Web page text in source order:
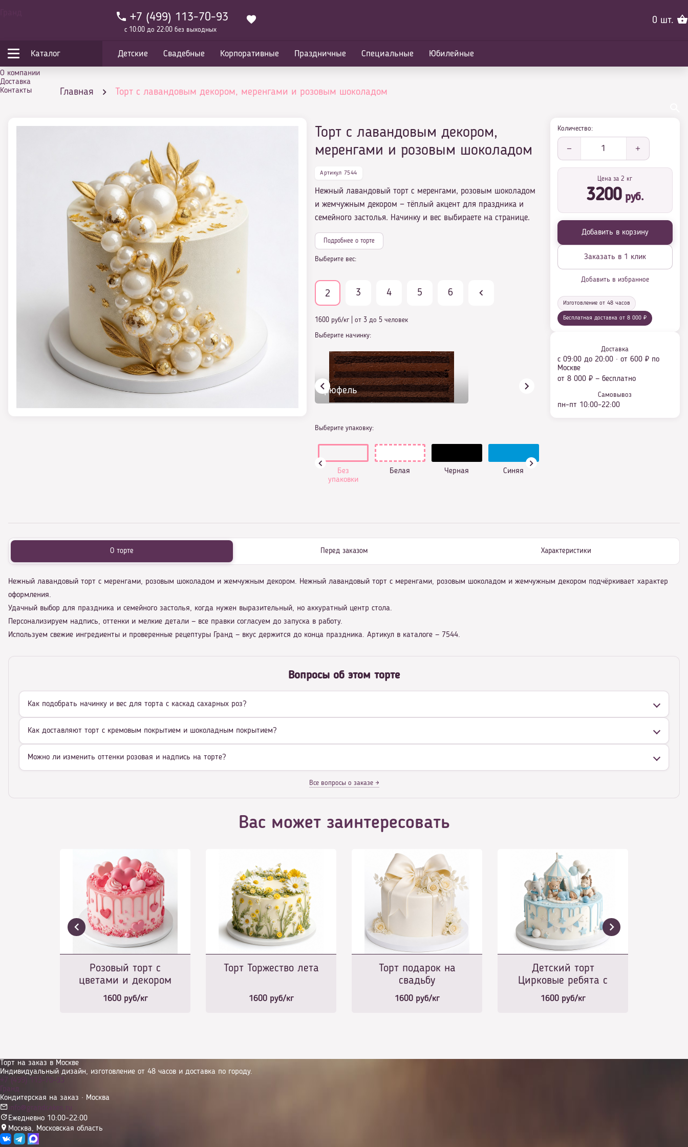
+7 (499) 113-70-93
с 10:00 до 22:00 без выходных
0 шт.
Каталог Детские Свадебные Корпоративные Праздничные Специальные Юбилейные
О компании
Доставка
Контакты
Главная Торт с лавандовым декором, меренгами и розовым шоколадом
Торт с лавандовым декором,
меренгами и розовым шоколадом
Артикул 7544
Нежный лавандовый торт с меренгами, розовым шоколадом
и жемчужным декором — тёплый акцент для праздника и
семейного застолья. Начинку и вес выбираете на странице.
Подробнее о торте
Выберите вес:
2 3 4 5 6
1600 руб/кг |от 3 до 5 человек
Выберите начинку:
Трюфель
Выберите упаковку:
Без
упаковки
Белая Черная Синяя
Количество:
1
Цена за 2 кг
3200руб.
Добавить в корзину
Заказать в 1 клик
Добавить в избранное
Изготовление от 48 часов
Бесплатная доставка от 8 000 ₽
Доставка
с 09:00 до 20:00 · от 600 ₽ по
Москве
от 8 000 ₽ — бесплатно
Самовывоз
пн–пт 10:00–22:00
О торте Перед заказом Характеристики
Нежный лавандовый торт с меренгами, розовым шоколадом и жемчужным декором. Нежный лавандовый торт с меренгами, розовым шоколадом и жемчужным декором подчёркивает характер
оформления.
Удачный выбор для праздника и семейного застолья, когда нужен выразительный, но аккуратный центр стола.
Персонализируем надпись, оттенки и мелкие детали — все правки согласуем до запуска в работу.
Используем свежие ингредиенты и проверенные рецептуры Гранд — вкус держится до конца праздника. Артикул в каталоге — 7544.
Вопросы об этом торте
Как подобрать начинку и вес для торта с каскад сахарных роз?
Как доставляют торт с кремовым покрытием и шоколадным покрытием?
Можно ли изменить оттенки розовая и надпись на торте?
Все вопросы о заказе →
Вас может заинтересовать
Розовый торт с
цветами и декором
1600руб/кг
Торт Торжество лета
1600руб/кг
Торт подарок на
свадьбу
1600руб/кг
Детский торт
Цирковые ребята с
малышом
1600руб/кг
Торт на заказ в Москве
Индивидуальный дизайн, изготовление от 48 часов и доставка по городу.
+7 (499) 113-70-93
Гранд
Кондитерская на заказ · Москва
info@grandcakes.ru
Ежедневно 10:00–22:00
Москва, Московская область